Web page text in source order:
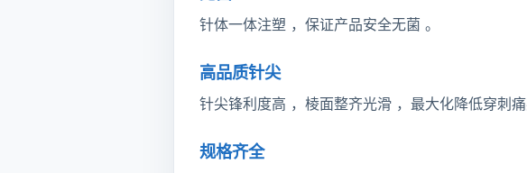
针体一体注塑 ，保证产品安全无菌 。
高品质针尖
针尖锋利度高 ，棱面整齐光滑 ，最大化降低穿刺痛
规格齐全